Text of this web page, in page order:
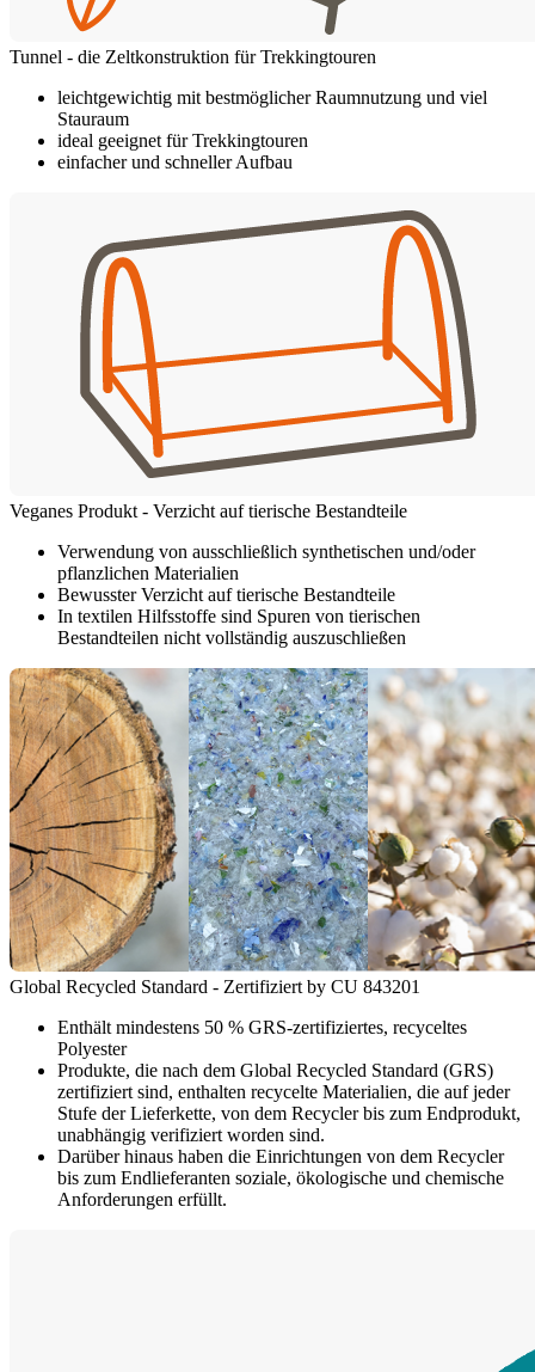
Tunnel - die Zeltkonstruktion für Trekkingtouren
leichtgewichtig mit bestmöglicher Raumnutzung und viel
Stauraum
ideal geeignet für Trekkingtouren
einfacher und schneller Aufbau
Veganes Produkt - Verzicht auf tierische Bestandteile
Verwendung von ausschließlich synthetischen und/oder
pflanzlichen Materialien
Bewusster Verzicht auf tierische Bestandteile
In textilen Hilfsstoffe sind Spuren von tierischen
Bestandteilen nicht vollständig auszuschließen
Global Recycled Standard - Zertifiziert by CU 843201
Enthält mindestens 50 % GRS-zertifiziertes, recyceltes
Polyester
Produkte, die nach dem Global Recycled Standard (GRS)
zertifiziert sind, enthalten recycelte Materialien, die auf jeder
Stufe der Lieferkette, von dem Recycler bis zum Endprodukt,
unabhängig verifiziert worden sind.
Darüber hinaus haben die Einrichtungen von dem Recycler
bis zum Endlieferanten soziale, ökologische und chemische
Anforderungen erfüllt.